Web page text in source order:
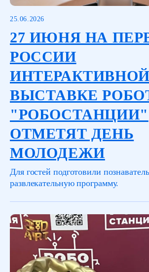
25.06.2026
27 ИЮНЯ НА
РОССИИ
ИНТЕРАКТИВНОЙ
ВЫСТАВКЕ
"РОБОСТАНЦИИ"
ОТМЕТЯТ ДЕНЬ
МОЛОДЕЖИ
Для гостей подготовили
развлекательную программу.